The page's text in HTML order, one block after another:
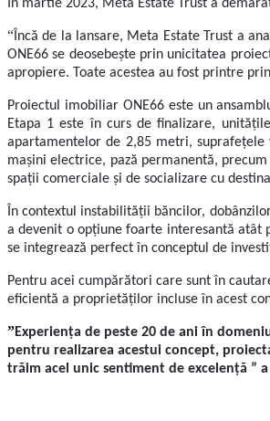
În martie 2023, Meta Estate Trust a
“ Încă de la lansare, Meta Estate Trust a
ONE66 se deosebește prin unicitatea
apropiere. Toate acestea au fost printre
Proiectul imobiliar ONE66 este un
Etapa 1 este în curs de finalizare,
apartamentelor de 2,85 metri,
mașini electrice, pază permanentă,
spații comerciale și de socializare cu
În contextul instabilității băncilor,
a devenit o opțiune foarte interesantă atât
se integrează perfect în conceptul de
Pentru acei cumpărători care sunt în
eficientă a proprietăților incluse în acest
”Experiența de peste 20 de ani în
pentru realizarea acestui concept,
trăim acel unic sentiment de excelență ”